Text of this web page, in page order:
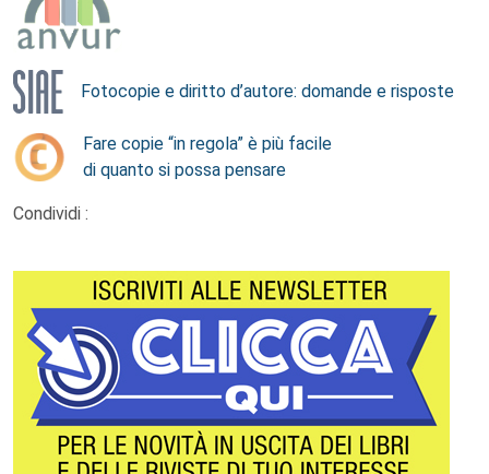
Fotocopie e diritto d’autore: domande e risposte
Fare copie “in regola” è più facile
di quanto si possa pensare
Condividi :